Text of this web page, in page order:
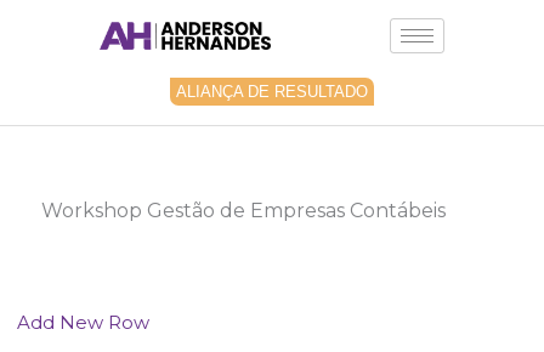
ALIANÇA DE RESULTADO
Workshop Gestão de Empresas Contábeis
Add New Row